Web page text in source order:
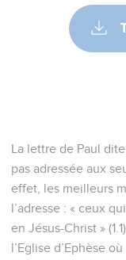
La lettre de Paul
pas adressée aux
effet, les meilleurs
l’adresse : « ceux
en Jésus-Christ »
l’Eglise d’Ephèse